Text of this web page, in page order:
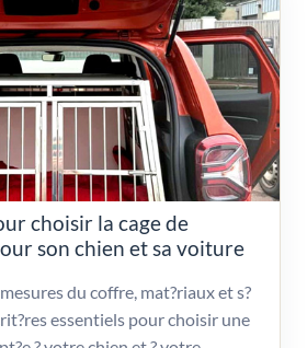
choisir la cage de
son chien et sa voiture
du coffre, mat?riaux et s?
essentiels pour choisir une